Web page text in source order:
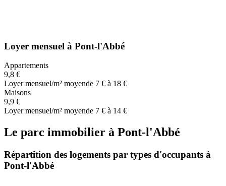
Loyer mensuel à Pont-l'Abbé
Appartements
9,8 €
Loyer mensuel/m² moyende 7 € à 18 €
Maisons
9,9 €
Loyer mensuel/m² moyende 7 € à 14 €
Le parc immobilier à Pont-l'Abbé
Répartition des logements par types d'occupants à
Pont-l'Abbé